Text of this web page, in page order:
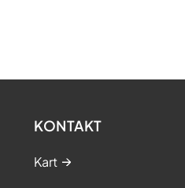
KONTAKT
Kart